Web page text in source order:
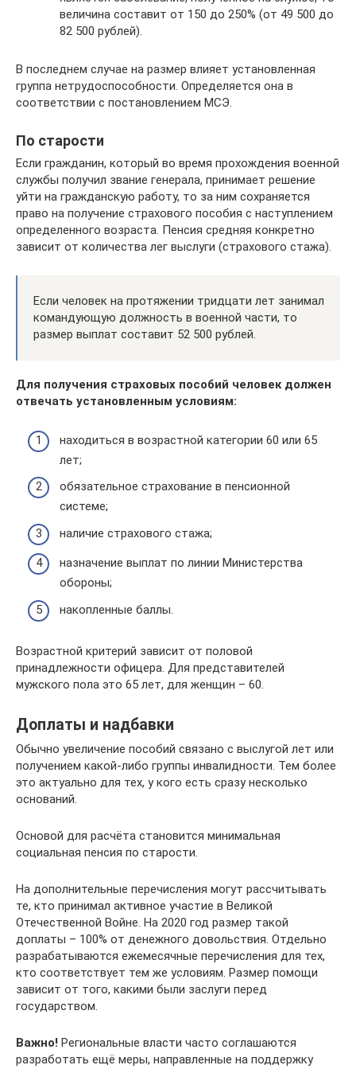
величина составит от 150 до 250% (от 49 500 до
82 500 рублей).
В последнем случае на размер влияет установленная
группа нетрудоспособности. Определяется она в
соответствии с постановлением МСЭ.
По старости
Если гражданин, который во время прохождения военной
службы получил звание генерала, принимает решение
уйти на гражданскую работу, то за ним сохраняется
право на получение страхового пособия с наступлением
определенного возраста. Пенсия средняя конкретно
зависит от количества лег выслуги (страхового стажа).
Если человек на протяжении тридцати лет занимал
командующую должность в военной части, то
размер выплат составит 52 500 рублей.
Для получения страховых пособий человек должен
отвечать установленным условиям:
находиться в возрастной категории 60 или 65
лет;
обязательное страхование в пенсионной
системе;
наличие страхового стажа;
назначение выплат по линии Министерства
обороны;
накопленные баллы.
Возрастной критерий зависит от половой
принадлежности офицера. Для представителей
мужского пола это 65 лет, для женщин – 60.
Доплаты и надбавки
Обычно увеличение пособий связано с выслугой лет или
получением какой-либо группы инвалидности. Тем более
это актуально для тех, у кого есть сразу несколько
оснований.
Основой для расчёта становится минимальная
социальная пенсия по старости.
На дополнительные перечисления могут рассчитывать
те, кто принимал активное участие в Великой
Отечественной Войне. На 2020 год размер такой
доплаты – 100% от денежного довольствия. Отдельно
разрабатываются ежемесячные перечисления для тех,
кто соответствует тем же условиям. Размер помощи
зависит от того, какими были заслуги перед
государством.
Важно! Региональные власти часто соглашаются
разработать ещё меры, направленные на поддержку